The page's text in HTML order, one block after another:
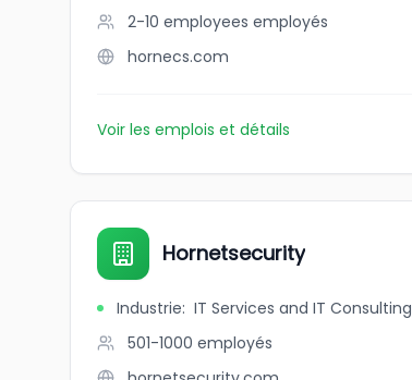
2-10 employees employés
hornecs.com
Voir les emplois et détails
Hornetsecurity
Industrie: IT Services and IT Consulting
501-1000 employés